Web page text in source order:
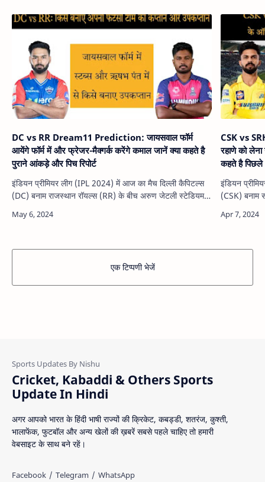
DC vs RR Dream11 Prediction: जायसवाल फॉर्म
आयेंगे फॉर्म में और फ्रेजर-मैक्गर्क करेंगे कमाल जानें क्या कहते है
पुराने आंकड़े और पिच रिपोर्ट
इंडियन प्रीमियर लीग (IPL 2024) में आज का मैच दिल्ली कैपिटल्स
(DC) बनाम राजस्थान रॉयल्स (RR) के बीच अरुण जेटली स्टेडियम
अरुण…
CSK vs
रहाणे को
कहते है
इंडियन
(CSK) बनाम
एक टिप्पणी भेजें
Cricket, Kabaddi & Others Sports
Update In Hindi
अगर आपको भारत के हिंदी भाषी राज्यों की क्रिकेट, कबड्डी, शतरंज, कुश्ती,
भालाफेंक, फुटबॉल और अन्य खेलों की ख़बरें सबसे पहले चाहिए तो हमारी
वेबसाइट के साथ बने रहें।